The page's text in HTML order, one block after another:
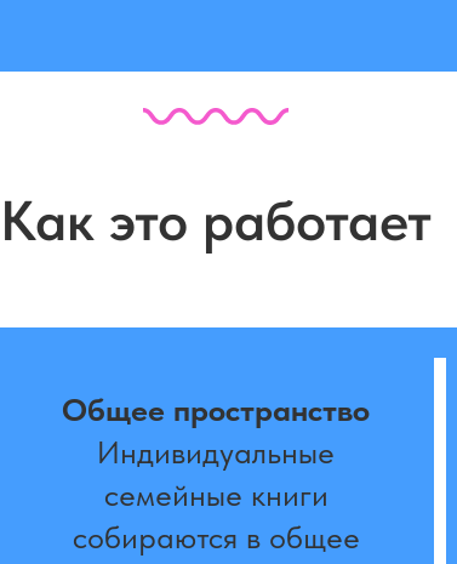
Как это работает
Общее пространство
Индивидуальные
семейные книги
собираются в общее